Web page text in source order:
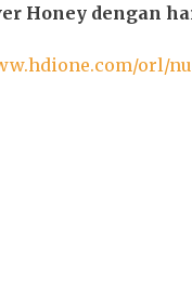
Honey dengan
orl/